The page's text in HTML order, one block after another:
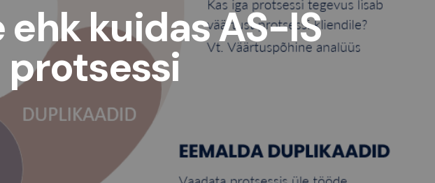
kuidas AS-IS
protsessi